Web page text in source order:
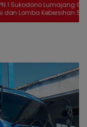
Lumajang Gelar Pentas
Kebersihan Sambut